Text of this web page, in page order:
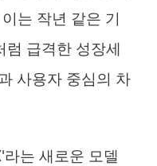
는 작년 같은 기
럼 급격한 성장세
사용자 중심의 차
는 새로운 모델